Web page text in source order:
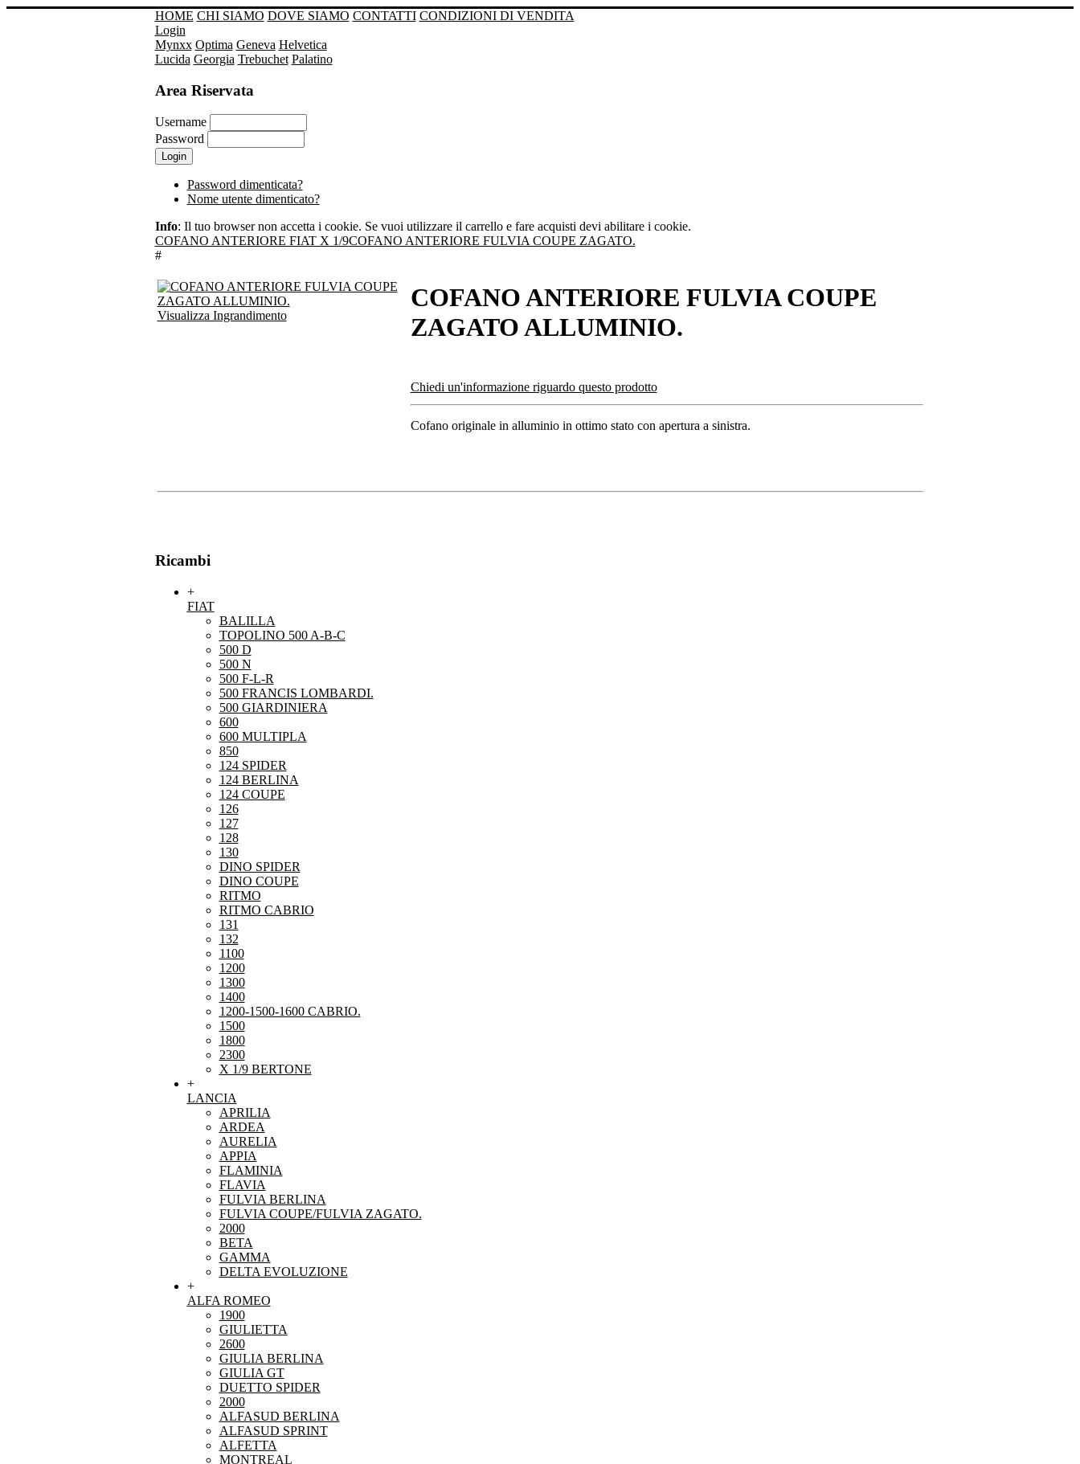
HOME CHI SIAMO DOVE SIAMO CONTATTI CONDIZIONI DI VENDITA
Login
Mynxx Optima Geneva Helvetica
Lucida Georgia Trebuchet Palatino
Area Riservata
Username
Password
Password dimenticata?
Nome utente dimenticato?
Info: Il tuo browser non accetta i cookie. Se vuoi utilizzare il carrello e fare acquisti devi abilitare i cookie.
COFANO ANTERIORE FIAT X 1/9COFANO ANTERIORE FULVIA COUPE ZAGATO.
#
Visualizza Ingrandimento
COFANO ANTERIORE FULVIA COUPE
ZAGATO ALLUMINIO.
Chiedi un'informazione riguardo questo prodotto
Cofano originale in alluminio in ottimo stato con apertura a sinistra.
Ricambi
+
FIAT
BALILLA
TOPOLINO 500 A-B-C
500 D
500 N
500 F-L-R
500 FRANCIS LOMBARDI.
500 GIARDINIERA
600
600 MULTIPLA
850
124 SPIDER
124 BERLINA
124 COUPE
126
127
128
130
DINO SPIDER
DINO COUPE
RITMO
RITMO CABRIO
131
132
1100
1200
1300
1400
1200-1500-1600 CABRIO.
1500
1800
2300
X 1/9 BERTONE
+
LANCIA
APRILIA
ARDEA
AURELIA
APPIA
FLAMINIA
FLAVIA
FULVIA BERLINA
FULVIA COUPE/FULVIA ZAGATO.
2000
BETA
GAMMA
DELTA EVOLUZIONE
+
ALFA ROMEO
1900
GIULIETTA
2600
GIULIA BERLINA
GIULIA GT
DUETTO SPIDER
2000
ALFASUD BERLINA
ALFASUD SPRINT
ALFETTA
MONTREAL